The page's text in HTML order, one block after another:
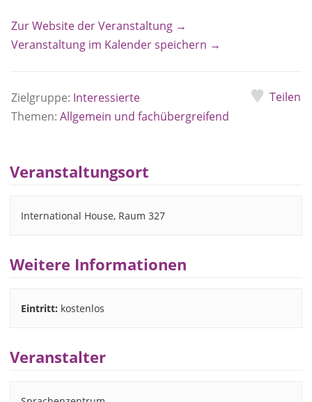
Zur Website der Veranstaltung →
Veranstaltung im Kalender speichern →
Zielgruppe: Interessierte
Themen: Allgemein und fachübergreifend
Teilen
Veranstaltungsort
International House, Raum 327
Weitere Informationen
Eintritt: kostenlos
Veranstalter